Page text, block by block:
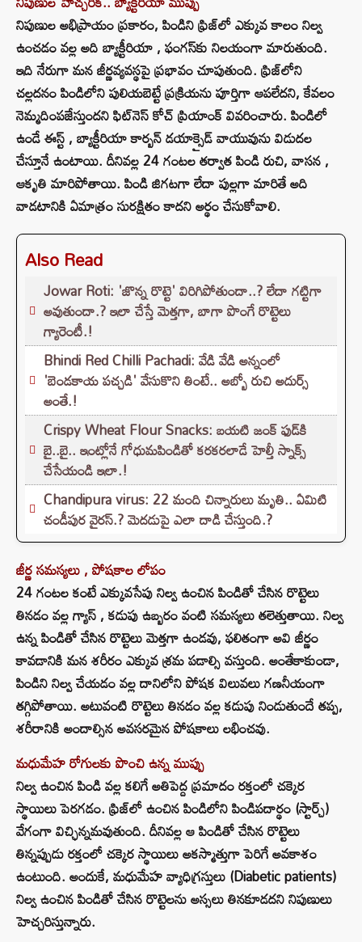
నిపుణుల అభిప్రాయం ప్రకారం, పిండిని ఫ్రిజ్‌లో ఎక్కువ కాలం నిల్వ
ఉంచడం వల్ల అది బ్యాక్టీరియా , ఫంగస్‌కు నిలయంగా మారుతుంది.
ఇది నేరుగా మన జీర్ణవ్యవస్థపై ప్రభావం చూపుతుంది. ఫ్రిజ్‌లోని
చల్లదనం పిండిలోని పులియబెట్టే ప్రక్రియను పూర్తిగా ఆపలేదని, కేవలం
నెమ్మదింపజేస్తుందని ఫిట్‌నెస్ కోచ్ ప్రియాంక్ వివరించారు. పిండిలో
ఉండే ఈస్ట్ , బ్యాక్టీరియా కార్బన్ డయాక్సైడ్ వాయువును విడుదల
చేస్తూనే ఉంటాయి. దీనివల్ల 24 గంటల తర్వాత పిండి రుచి, వాసన ,
ఆకృతి మారిపోతాయి. పిండి జిగటగా లేదా పుల్లగా మారితే అది
వాడటానికి ఏమాత్రం సురక్షితం కాదని అర్థం చేసుకోవాలి.
Also Read
Jowar Roti: 'జొన్న రొట్టె' విరిగిపోతుందా..? లేదా గట్టిగా
అవుతుందా.? ఇలా చేస్తే మెత్తగా, బాగా పొంగే రొట్టెలు
గ్యారెంటీ.!
Bhindi Red Chilli Pachadi: వేడి వేడి అన్నంలో
'బెండకాయ పచ్చడి' వేసుకొని తింటే.. అబ్బో రుచి అదుర్స్
అంతే.!
Crispy Wheat Flour Snacks: బయటి జంక్ ఫుడ్‌కి
బై..బై.. ఇంట్లోనే గోధుమపిండితో కరకరలాడే హెల్తీ స్నాక్స్
చేసేయండి ఇలా.!
Chandipura virus: 22 మంది చిన్నారులు మృతి.. ఏమిటి
చండీపుర వైరస్.? మెదడుపై ఎలా దాడి చేస్తుంది.?
జీర్ణ సమస్యలు , పోషకాల లోపం
24 గంటల కంటే ఎక్కువసేపు నిల్వ ఉంచిన పిండితో చేసిన రొట్టెలు
తినడం వల్ల గ్యాస్ , కడుపు ఉబ్బరం వంటి సమస్యలు తలెత్తుతాయి. నిల్వ
ఉన్న పిండితో చేసిన రొట్టెలు మెత్తగా ఉండవు, ఫలితంగా అవి జీర్ణం
కావడానికి మన శరీరం ఎక్కువ శ్రమ పడాల్సి వస్తుంది. అంతేకాకుండా,
పిండిని నిల్వ చేయడం వల్ల దానిలోని పోషక విలువలు గణనీయంగా
తగ్గిపోతాయి. అటువంటి రొట్టెలు తినడం వల్ల కడుపు నిండుతుందే తప్ప,
శరీరానికి అందాల్సిన అవసరమైన పోషకాలు లభించవు.
మధుమేహ రోగులకు పొంచి ఉన్న ముప్పు
నిల్వ ఉంచిన పిండి వల్ల కలిగే అతిపెద్ద ప్రమాదం రక్తంలో చక్కెర
స్థాయిలు పెరగడం. ఫ్రిజ్‌లో ఉంచిన పిండిలోని పిండిపదార్థం (స్టార్చ్)
వేగంగా విచ్ఛిన్నమవుతుంది. దీనివల్ల ఆ పిండితో చేసిన రొట్టెలు
తిన్నప్పుడు రక్తంలో చక్కెర స్థాయిలు అకస్మాత్తుగా పెరిగే అవకాశం
ఉంటుంది. అందుకే, మధుమేహ వ్యాధిగ్రస్తులు (Diabetic patients)
నిల్వ ఉంచిన పిండితో చేసిన రొట్టెలను అస్సలు తినకూడదని నిపుణులు
హెచ్చరిస్తున్నారు.